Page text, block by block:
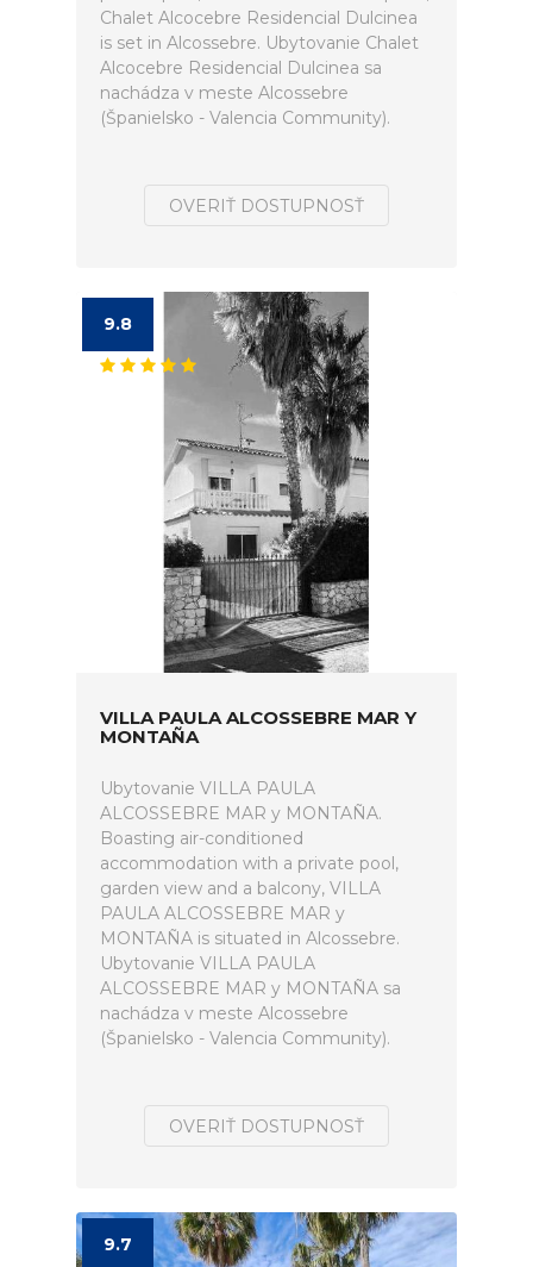
Chalet Alcocebre Residencial Dulcinea
is set in Alcossebre. Ubytovanie Chalet
Alcocebre Residencial Dulcinea sa
nachádza v meste Alcossebre
(Španielsko - Valencia Community).
OVERIŤ DOSTUPNOSŤ
9.8
VILLA PAULA ALCOSSEBRE MAR Y
MONTAÑA
Ubytovanie VILLA PAULA
ALCOSSEBRE MAR y MONTAÑA.
Boasting air-conditioned
accommodation with a private pool,
garden view and a balcony, VILLA
PAULA ALCOSSEBRE MAR y
MONTAÑA is situated in Alcossebre.
Ubytovanie VILLA PAULA
ALCOSSEBRE MAR y MONTAÑA sa
nachádza v meste Alcossebre
(Španielsko - Valencia Community).
OVERIŤ DOSTUPNOSŤ
9.7